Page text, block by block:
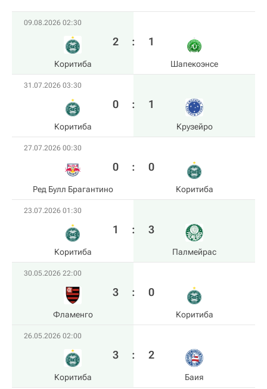
09.08.2026 02:30
Коритиба
2 : 1
Шапекоэнсе
31.07.2026 03:30
Коритиба
0 : 1
Крузейро
27.07.2026 00:30
Ред Булл Брагантино
0 : 0
Коритиба
23.07.2026 01:30
Коритиба
1 : 3
Палмейрас
30.05.2026 22:00
Фламенго
3 : 0
Коритиба
26.05.2026 02:00
Коритиба
3 : 2
Баия